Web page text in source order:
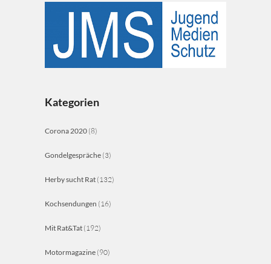
Kategorien
Corona 2020 (8)
Gondelgespräche (3)
Herby sucht Rat (132)
Kochsendungen (16)
Mit Rat&Tat (192)
Motormagazine (90)